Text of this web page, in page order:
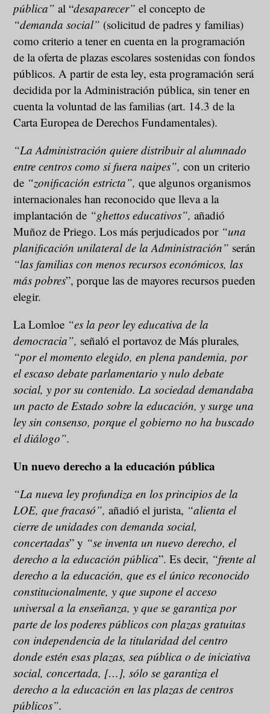
pública” al “desaparecer”el concepto de
“demanda social” (solicitud de padres y familias)
como criterio a tener en cuenta en la programación
de la oferta de plazas escolares sostenidas con fondos
públicos. A partir de esta ley, esta programación será
decidida por la Administración pública, sin tener en
cuenta la voluntad de las familias (art. 14.3 de la
Carta Europea de Derechos Fundamentales).
“La Administración quiere distribuir al alumnado
entre centros como si fuera naipes”,con un criterio
de “zonificación estricta”, que algunos organismos
internacionales han reconocido que lleva a la
implantación de “ghettos educativos”,añadió
Muñoz de Priego. Los más perjudicados por “una
planificación unilateral de la Administración” serán
“las familias con menos recursos económicos, las
más pobres”, porque las de mayores recursos pueden
elegir.
La Lomloe “es la peor ley educativa de la
democracia”, señaló el portavoz de Más plurales,
“por el momento elegido, en plena pandemia, por
el escaso debate parlamentario y nulo debate
social, y por su contenido. La sociedad demandaba
un pacto de Estado sobre la educación, y surge una
ley sin consenso, porque el gobierno no ha buscado
el diálogo”.
Un nuevo derecho a la educación pública
“La nueva ley profundiza en los principios de la
LOE, que fracasó”,añadió el jurista, “alienta el
cierre de unidades con demanda social,
concertadas” y “se inventa un nuevo derecho, el
derecho a la educación pública”. Es decir, “frente al
derecho a la educación, que es el único reconocido
constitucionalmente, y que supone el acceso
universal a la enseñanza, y que se garantiza por
parte de los poderes públicos con plazas gratuitas
con independencia de la titularidad del centro
donde estén esas plazas, sea pública o de iniciativa
social, concertada, […], sólo se garantiza el
derecho a la educación en las plazas de centros
públicos”.